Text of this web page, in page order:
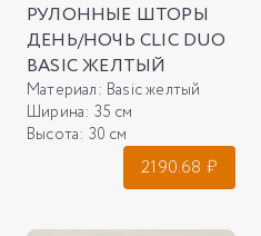
РУЛОННЫЕ ШТОРЫ
ДЕНЬ/НОЧЬ CLIC DUO
BASIC ЖЕЛТЫЙ
Материал: Basic желтый
Ширина: 35 см
Высота: 30 см
2190.68 ₽